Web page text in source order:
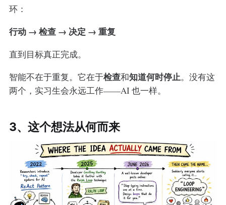
环：
行动 → 检查 → 决定 → 重复
直到目标真正完成。
智能不在于重复。它在于检查和知道何时停止。没有这
两个，实习生会永远工作——AI 也一样。
3、这个想法从何而来